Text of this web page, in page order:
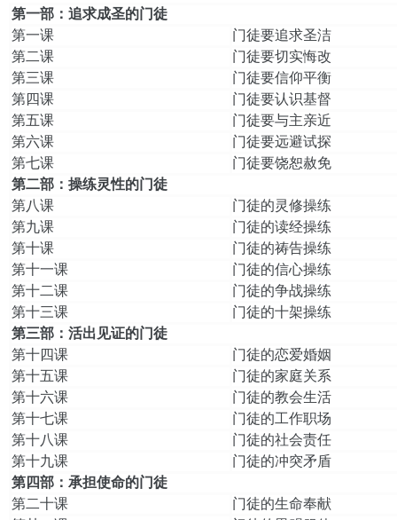
第一部：追求成圣的门徒
第一课
门徒要追求圣洁
第二课
门徒要切实悔改
第三课
门徒要信仰平衡
第四课
门徒要认识基督
第五课
门徒要与主亲近
第六课
门徒要远避试探
第七课
门徒要饶恕赦免
第二部：操练灵性的门徒
第八课
门徒的灵修操练
第九课
门徒的读经操练
第十课
门徒的祷告操练
第十一课
门徒的信心操练
第十二课
门徒的争战操练
第十三课
门徒的十架操练
第三部：活出见证的门徒
第十四课
门徒的恋爱婚姻
第十五课
门徒的家庭关系
第十六课
门徒的教会生活
第十七课
门徒的工作职场
第十八课
门徒的社会责任
第十九课
门徒的冲突矛盾
第四部：承担使命的门徒
第二十课
门徒的生命奉献